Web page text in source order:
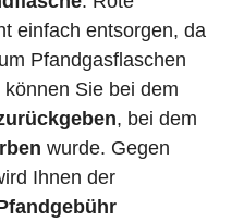
einfach entsorgen, da
Pfandgasflaschen
Sie bei dem
, bei dem
wurde. Gegen
Ihnen der